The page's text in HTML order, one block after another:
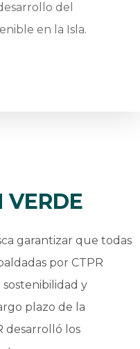
del
en la Isla.
VERDE
garantizar que todas
por CTPR
y
plazo de la
desarrolló los